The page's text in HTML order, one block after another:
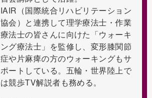
IAIR（国際統合リハビリテーション
協会）と連携して理学療法士・作業
療法士の皆さんに向けた「ウォーキ
ング療法士」を監修し、変形膝関節
症や片麻痺の方のウォーキングもサ
ポートしている。五輪・世界陸上で
は競歩TV解説者も務める。